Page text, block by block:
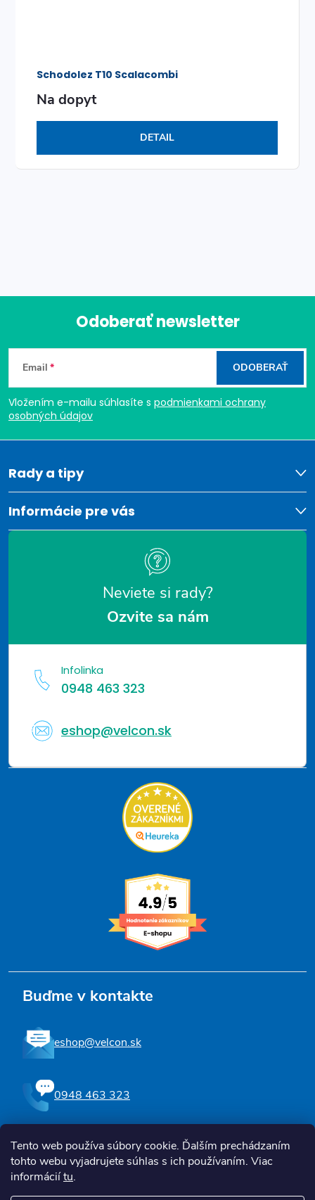
Tento web používa súbory cookie. Ďalším prechádzaním
tohto webu vyjadrujete súhlas s ich používaním. Viac
informáciítu.
Schodolez T10 Scalacombi
Na dopyt
DETAIL
á
a
c
i
e
r
v
k
p
Z
á
p
ä
t
e
Odoberať newsletter
Email
Vložením e-mailu súhlasíte s podmienkami ochrany
osobných údajov
ODOBERAŤ
Rady a tipy
Informácie pre vás
Neviete si rady?
Ozvite sa nám
Infolinka
0948 463 323
eshop@velcon.sk
Buďme v kontakte
eshop@velcon.sk
0948 463 323
Sledujte nás na Facebooku